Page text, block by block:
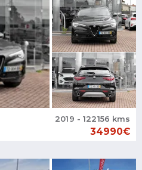
2019 - 122156 kms
34990€